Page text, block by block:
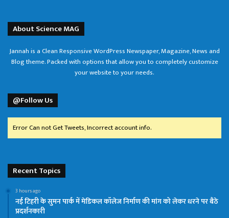
About Science MAG
Jannah is a Clean Responsive WordPress Newspaper, Magazine, News and
Blog theme. Packed with options that allow you to completely customize
your website to your needs.
@Follow Us
Error Can not Get Tweets, Incorrect account info.
Recent Topics
3 hours ago
नई टिहरी के सुमन पार्क में मेडिकल कॉलेज निर्माण की मांग को लेकर धरने पर बैठे
प्रदर्शनकारी